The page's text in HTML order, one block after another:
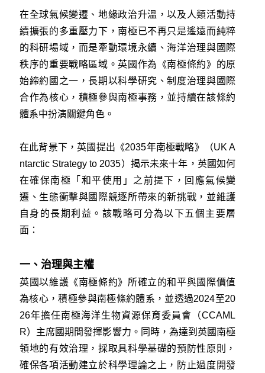
在全球氣候變遷、地緣政治升溫，以及人類活動持
續擴張的多重壓力下，南極已不再只是遙遠而純粹
的科研場域，而是牽動環境永續、海洋治理與國際
秩序的重要戰略區域。英國作為《南極條約》的原
始締約國之一，長期以科學研究、制度治理與國際
合作為核心，積極參與南極事務，並持續在該條約
體系中扮演關鍵角色。
在此背景下，英國提出《2035年南極戰略》（UK A
ntarctic Strategy to 2035）揭示未來十年，英國如何
在確保南極「和平使用」之前提下，回應氣候變
遷、生態衝擊與國際競逐所帶來的新挑戰，並維護
自身的長期利益。該戰略可分為以下五個主要層
面：
一、治理與主權
英國以維護《南極條約》所確立的和平與國際價值
為核心，積極參與南極條約體系，並透過2024至20
26年擔任南極海洋生物資源保育委員會（CCAML
R）主席國期間發揮影響力。同時，為達到英國南極
領地的有效治理，採取具科學基礎的預防性原則，
確保各項活動建立於科學理論之上，防止過度開發